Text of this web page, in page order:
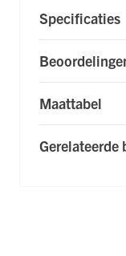
Specificaties
Maattabel
Gerelateerde